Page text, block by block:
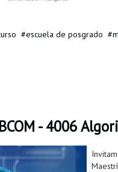
escuela de posgrado
- 4006